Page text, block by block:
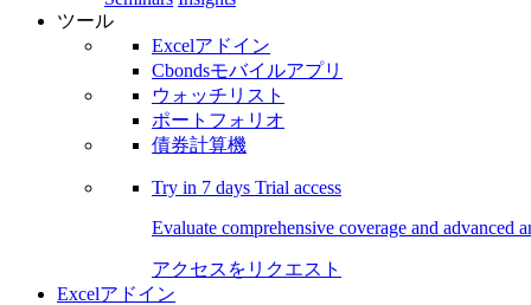
ツール
Excelアドイン
Cbondsモバイルアプリ
ウォッチリスト
ポートフォリオ
債券計算機
Try in 7 days Trial access
Evaluate comprehensive coverage and advanced
アクセスをリクエスト
Excelアドイン